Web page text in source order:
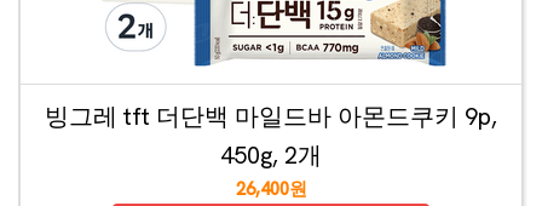
빙그레 tft 더단백 마일드바 아몬드쿠키 9p,
450g, 2개
26,400원